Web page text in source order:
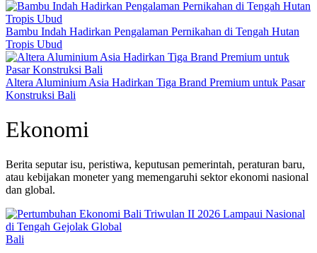
Bambu Indah Hadirkan Pengalaman Pernikahan di Tengah Hutan
Tropis Ubud
Altera Aluminium Asia Hadirkan Tiga Brand Premium untuk Pasar
Konstruksi Bali
Ekonomi
Berita seputar isu, peristiwa, keputusan pemerintah, peraturan baru,
atau kebijakan moneter yang memengaruhi sektor ekonomi nasional
dan global.
Bali